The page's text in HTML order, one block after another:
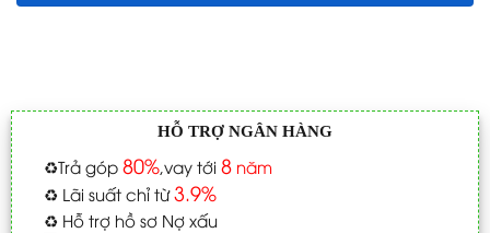
HỖ TRỢ NGÂN HÀNG
♻️Trả góp 80%,vay tới 8năm
♻️ Lãi suất chỉ từ3.9%
♻️ Hỗ trợ hồ sơ Nợ xấu